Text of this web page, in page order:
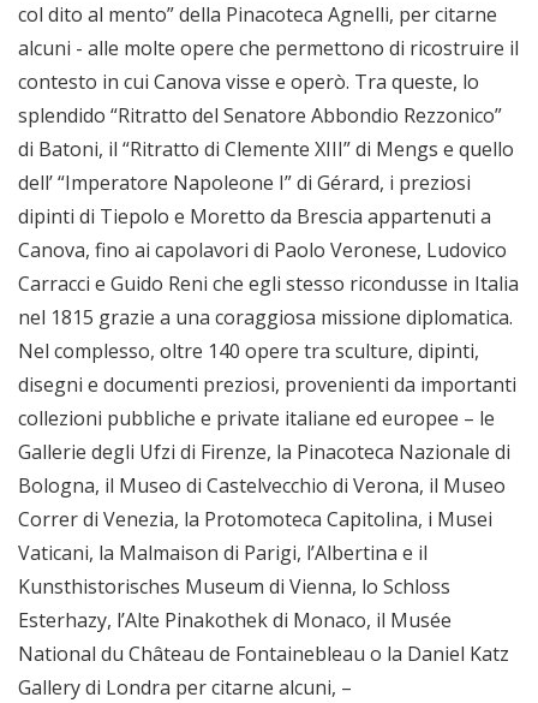
col dito al mento” della Pinacoteca Agnelli, per citarne
alcuni - alle molte opere che permettono di ricostruire il
contesto in cui Canova visse e operò. Tra queste, lo
splendido “Ritratto del Senatore Abbondio Rezzonico”
di Batoni, il “Ritratto di Clemente XIII” di Mengs e quello
dell’ “Imperatore Napoleone I” di Gérard, i preziosi
dipinti di Tiepolo e Moretto da Brescia appartenuti a
Canova, fino ai capolavori di Paolo Veronese, Ludovico
Carracci e Guido Reni che egli stesso ricondusse in Italia
nel 1815 grazie a una coraggiosa missione diplomatica.
Nel complesso, oltre 140 opere tra sculture, dipinti,
disegni e documenti preziosi, provenienti da importanti
collezioni pubbliche e private italiane ed europee – le
Gallerie degli Ufzi di Firenze, la Pinacoteca Nazionale di
Bologna, il Museo di Castelvecchio di Verona, il Museo
Correr di Venezia, la Protomoteca Capitolina, i Musei
Vaticani, la Malmaison di Parigi, l’Albertina e il
Kunsthistorisches Museum di Vienna, lo Schloss
Esterhazy, l’Alte Pinakothek di Monaco, il Musée
National du Château de Fontainebleau o la Daniel Katz
Gallery di Londra per citarne alcuni, –